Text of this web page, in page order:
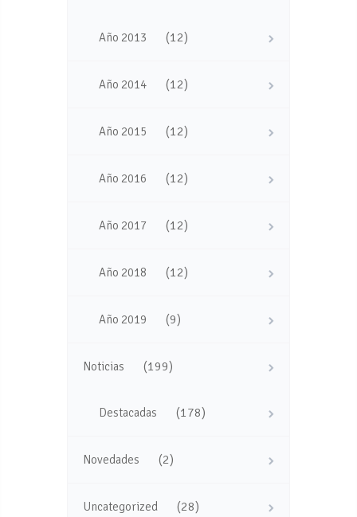
Año 2013 (12)
Año 2014 (12)
Año 2015 (12)
Año 2016 (12)
Año 2017 (12)
Año 2018 (12)
Año 2019 (9)
Noticias (199)
Destacadas (178)
Novedades (2)
Uncategorized (28)